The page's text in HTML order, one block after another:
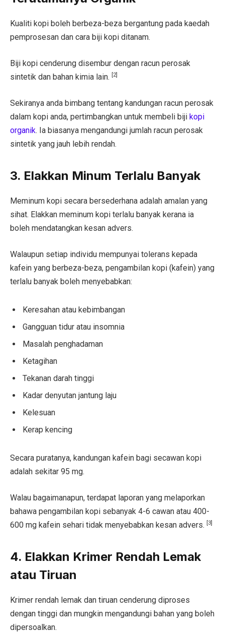
Kualiti kopi boleh berbeza-beza bergantung pada kaedah
pemprosesan dan cara biji kopi ditanam.
Biji kopi cenderung disembur dengan racun perosak
sintetik dan bahan kimia lain.
[2]
Sekiranya anda bimbang tentang kandungan racun perosak
dalam kopi anda, pertimbangkan untuk membeli biji kopi
organik. Ia biasanya mengandungi jumlah racun perosak
sintetik yang jauh lebih rendah.
3. Elakkan Minum Terlalu Banyak
Meminum kopi secara bersederhana adalah amalan yang
sihat. Elakkan meminum kopi terlalu banyak kerana ia
boleh mendatangkan kesan advers.
Walaupun setiap individu mempunyai tolerans kepada
kafein yang berbeza-beza, pengambilan kopi (kafein) yang
terlalu banyak boleh menyebabkan:
Keresahan atau kebimbangan
Gangguan tidur atau insomnia
Masalah penghadaman
Ketagihan
Tekanan darah tinggi
Kadar denyutan jantung laju
Kelesuan
Kerap kencing
Secara puratanya, kandungan kafein bagi secawan kopi
adalah sekitar 95 mg.
Walau bagaimanapun, terdapat laporan yang melaporkan
bahawa pengambilan kopi sebanyak 4-6 cawan atau 400-
600 mg kafein sehari tidak menyebabkan kesan advers. [3]
4. Elakkan Krimer Rendah Lemak
atau Tiruan
Krimer rendah lemak dan tiruan cenderung diproses
dengan tinggi dan mungkin mengandungi bahan yang boleh
dipersoalkan.